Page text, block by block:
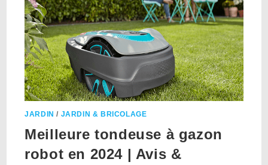
JARDIN / JARDIN & BRICOLAGE
Meilleure tondeuse à gazon
robot en 2024 | Avis &